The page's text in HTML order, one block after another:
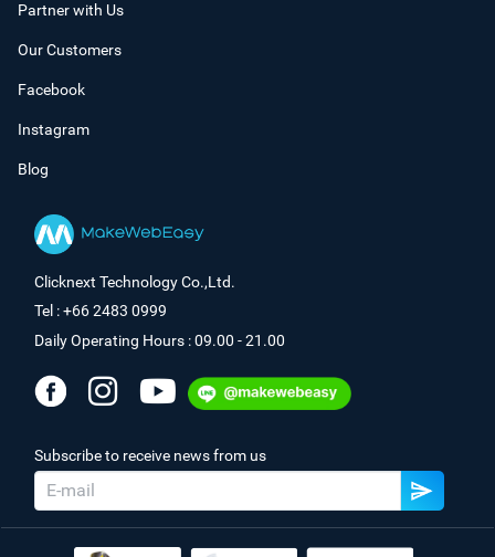
Partner with Us
Our Customers
Facebook
Instagram
Blog
Clicknext Technology Co.,Ltd.
Tel : +66 2483 0999
Daily Operating Hours : 09.00 - 21.00
Subscribe to receive news from us